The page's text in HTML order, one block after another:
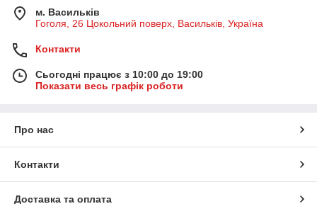
м. Васильків
Гоголя, 26 Цокольний поверх, Васильків, Україна
Контакти
Сьогодні працює з 10:00 до 19:00
Показати весь графік роботи
Про нас
Контакти
Доставка та оплата